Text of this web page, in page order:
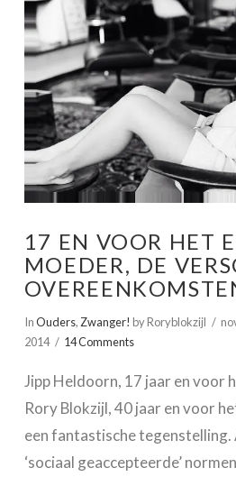
17 EN VOOR HET
MOEDER, DE
InOuders, Zwanger! by Roryblokzijl
2014
14 Comments
Jipp Heldoorn, 17 jaar en voor
Rory Blokzijl, 40 jaar en voor
een fantastische tegenstelling.
‘sociaal geaccepteerde’